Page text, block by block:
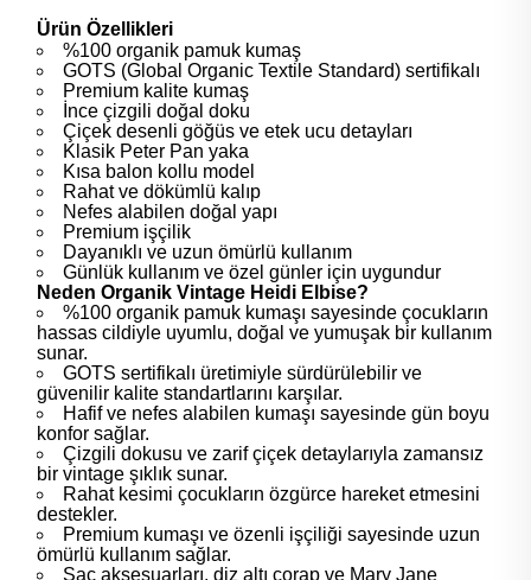
Ürün Özellikleri
%100 organik pamuk kumaş
GOTS (Global Organic Textile Standard) sertifikalı
Premium kalite kumaş
İnce çizgili doğal doku
Çiçek desenli göğüs ve etek ucu detayları
Klasik Peter Pan yaka
Kısa balon kollu model
Rahat ve dökümlü kalıp
Nefes alabilen doğal yapı
Premium işçilik
Dayanıklı ve uzun ömürlü kullanım
Günlük kullanım ve özel günler için uygundur
Neden Organik Vintage Heidi Elbise?
%100 organik pamuk kumaşı sayesinde çocukların
hassas cildiyle uyumlu, doğal ve yumuşak bir kullanım
sunar.
GOTS sertifikalı üretimiyle sürdürülebilir ve
güvenilir kalite standartlarını karşılar.
Hafif ve nefes alabilen kumaşı sayesinde gün boyu
konfor sağlar.
Çizgili dokusu ve zarif çiçek detaylarıyla zamansız
bir vintage şıklık sunar.
Rahat kesimi çocukların özgürce hareket etmesini
destekler.
Premium kumaşı ve özenli işçiliği sayesinde uzun
ömürlü kullanım sağlar.
Saç aksesuarları, diz altı çorap ve Mary Jane